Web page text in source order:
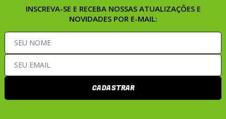
INSCREVA-SE E RECEBA NOSSAS ATUALIZAÇÕES E
NOVIDADES POR E-MAIL:
CADASTRAR